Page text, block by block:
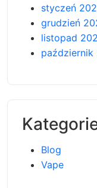
styczeń
grudzień
listopad
październik
Blog
Vape